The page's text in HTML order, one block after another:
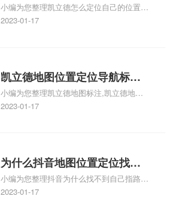
正文！
自己的指路人地图标注服务中
心名？凯立德地图位置定位怎
小编为您整理凯立德怎么定位自己的位置
啊、手机凯立德地图定位怎么设置往上走、
地图标注服务中心铺招牌相关地图标注知
识，详情可查看下方正文！
2023-01-17
凯立德地图位置定位导航标
注？凯立德地图位置定位,导航,
标注？
小编为您整理凯立德地图标注,凯立德地图
标注怎么做啊、凯立德地图标注,凯立德地
相关地图标注知识，详情可查看下方正文！
2023-01-17
为什么抖音地图位置定位找不
到了？抖音为什么找不到当前
定位了？
小编为您整理抖音为什么找不到自己指路人
地图标注服务中心铺的位置、地图位置更新
2023-01-17